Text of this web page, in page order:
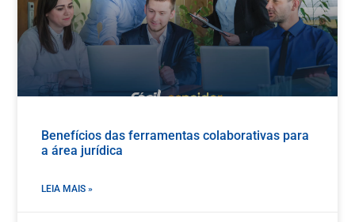
Benefícios das ferramentas colaborativas para
a área jurídica
LEIA MAIS »